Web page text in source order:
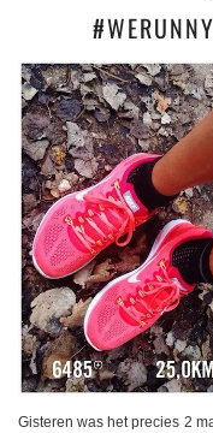
Gisteren was het precies 2